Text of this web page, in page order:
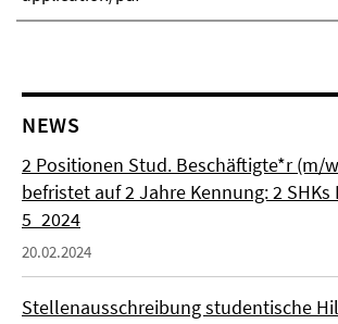
NEWS
2 Positionen Stud. Beschäftigte*r (m/
befristet auf 2 Jahre Kennung: 2 SHKs
5_2024
20.02.2024
Stellenausschreibung studentische